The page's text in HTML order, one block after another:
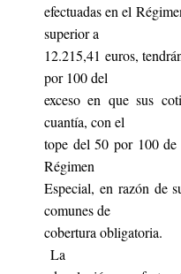
efectuadas en el
superior a
12.215,41 euros,
por 100 del
exceso en que sus
cuantía, con el
tope del 50 por 100 de
Régimen
Especial, en razón de
comunes de
cobertura obligatoria.
La